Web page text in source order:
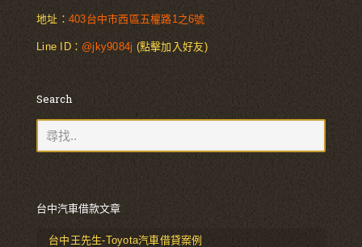
地址： 403台中市西區五權路1之6號
Line ID： @jky9084j (點擊加入好友)
Search
台中汽車借款文章
台中王先生-Toyota汽車借貸案例